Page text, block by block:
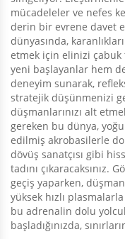
mücadeleler ve nefes
derin bir evrene davet
dünyasında,
etmek için elinizi çabuk
yeni başlayanlar hem
deneyim sunarak,
stratejik düşünmenizi
düşmanlarınızı alt
gereken bu dünya,
edilmiş akrobasilerle
dövüş sanatçısı gibi
tadını çıkaracaksınız.
geçiş yaparken,
yüksek hızlı
bu adrenalin dolu
başladığınızda,